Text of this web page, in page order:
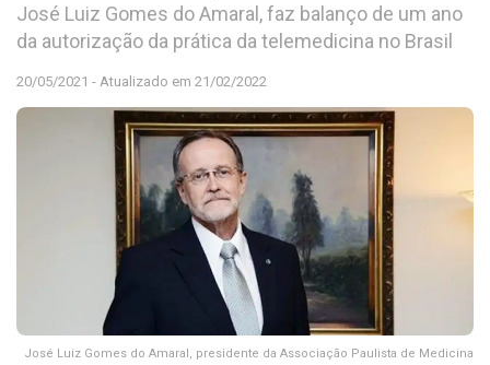
José Luiz Gomes do Amaral, faz balanço de um ano
da autorização da prática da telemedicina no Brasil
20/05/2021 - Atualizado em 21/02/2022
José Luiz Gomes do Amaral, presidente da Associação Paulista de Medicina